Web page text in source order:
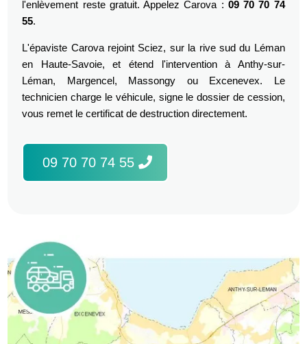
l'enlèvement reste gratuit. Appelez Carova : 09 70 70 74
55.
L'épaviste Carova rejoint Sciez, sur la rive sud du Léman
en Haute-Savoie, et étend l'intervention à Anthy-sur-
Léman, Margencel, Massongy ou Excenevex. Le
technicien charge le véhicule, signe le dossier de cession,
vous remet le certificat de destruction directement.
09 70 70 74 55